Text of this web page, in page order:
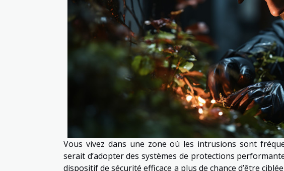
Vous vivez dans une zone où les intrusions sont
serait d’adopter des systèmes de protections
dispositif de sécurité efficace a plus de chance d’être